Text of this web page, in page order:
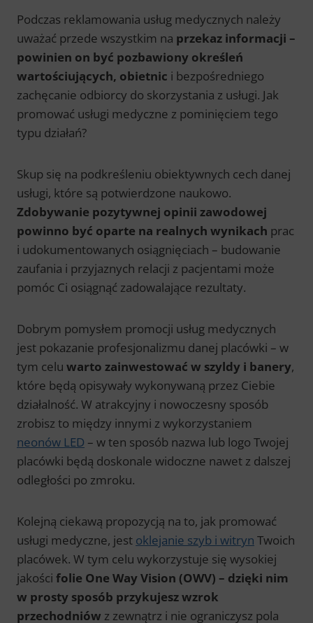
Podczas reklamowania usług medycznych należy
uważać przede wszystkim na przekaz informacji –
powinien on być pozbawiony określeń
wartościujących, obietnic i bezpośredniego
zachęcanie odbiorcy do skorzystania z usługi. Jak
promować usługi medyczne z pominięciem tego
typu działań?
Skup się na podkreśleniu obiektywnych cech danej
usługi, które są potwierdzone naukowo.
Zdobywanie pozytywnej opinii zawodowej
powinno być oparte na realnych wynikach prac
i udokumentowanych osiągnięciach – budowanie
zaufania i przyjaznych relacji z pacjentami może
pomóc Ci osiągnąć zadowalające rezultaty.
Dobrym pomysłem promocji usług medycznych
jest pokazanie profesjonalizmu danej placówki – w
tym celu warto zainwestować w szyldy i banery,
które będą opisywały wykonywaną przez Ciebie
działalność. W atrakcyjny i nowoczesny sposób
zrobisz to między innymi z wykorzystaniem
neonów LED – w ten sposób nazwa lub logo Twojej
placówki będą doskonale widoczne nawet z dalszej
odległości po zmroku.
Kolejną ciekawą propozycją na to, jak promować
usługi medyczne, jest oklejanie szyb i witryn Twoich
placówek. W tym celu wykorzystuje się wysokiej
jakości folie One Way Vision (OWV) – dzięki nim
w prosty sposób przykujesz wzrok
przechodniów z zewnątrz i nie ograniczysz pola